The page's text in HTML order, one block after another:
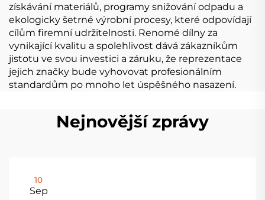
získávání materiálů, programy snižování odpadu a
ekologicky šetrné výrobní procesy, které odpovídají
cílům firemní udržitelnosti. Renomé dílny za
vynikající kvalitu a spolehlivost dává zákazníkům
jistotu ve svou investici a záruku, že reprezentace
jejich značky bude vyhovovat profesionálním
standardům po mnoho let úspěšného nasazení.
Nejnovější zprávy
10
Sep